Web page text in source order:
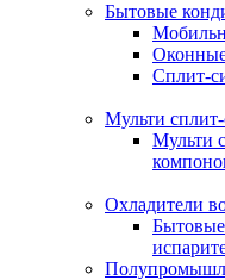
Бытовые
Сплит-
Мульти
Мульти
Охладители
Бытовые